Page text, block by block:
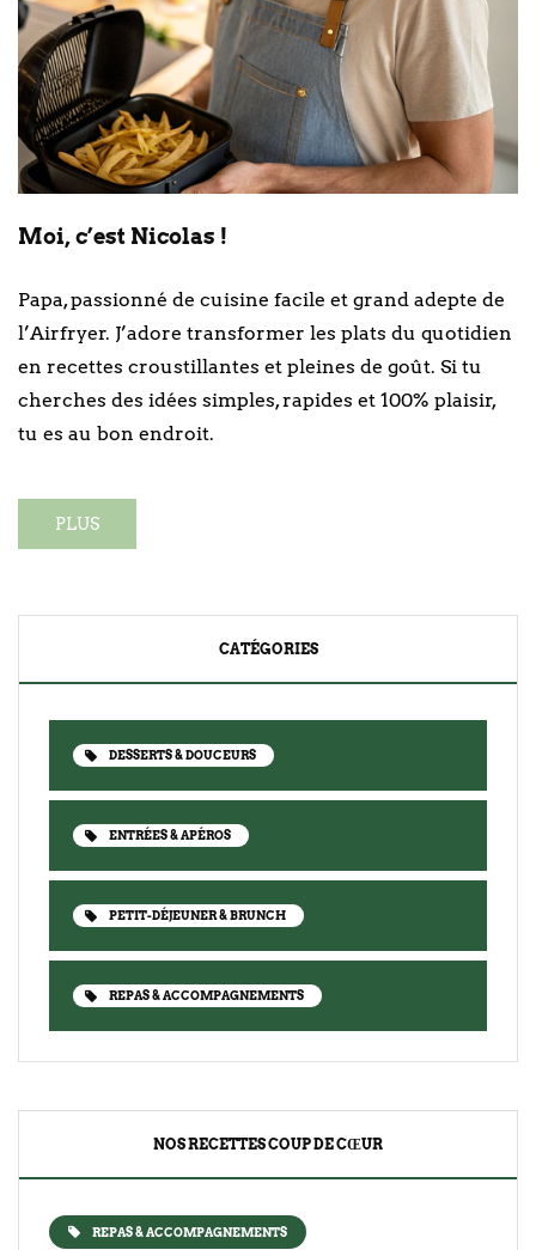
Moi, c’est Nicolas !
Papa, passionné de cuisine facile et grand adepte de
l’Airfryer. J’adore transformer les plats du quotidien
en recettes croustillantes et pleines de goût. Si tu
cherches des idées simples, rapides et 100% plaisir,
tu es au bon endroit.
PLUS
CATÉGORIES
DESSERTS & DOUCEURS
ENTRÉES & APÉROS
PETIT-DÉJEUNER & BRUNCH
REPAS & ACCOMPAGNEMENTS
NOS RECETTES COUP DE CŒUR
REPAS & ACCOMPAGNEMENTS